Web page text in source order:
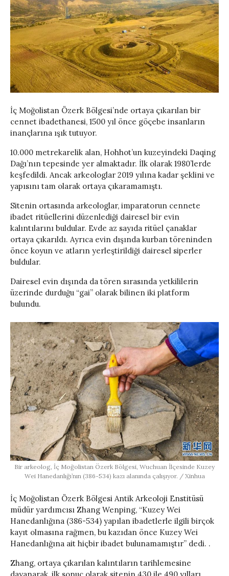
İç Moğolistan Özerk Bölgesi’nde ortaya çıkarılan bir
cennet ibadethanesi, 1500 yıl önce göçebe insanların
inançlarına ışık tutuyor.
10.000 metrekarelik alan, Hohhot’un kuzeyindeki Daqing
Dağı’nın tepesinde yer almaktadır. İlk olarak 1980’lerde
keşfedildi. Ancak arkeologlar 2019 yılına kadar şeklini ve
yapısını tam olarak ortaya çıkaramamıştı.
Sitenin ortasında arkeologlar, imparatorun cennete
ibadet ritüellerini düzenlediği dairesel bir evin
kalıntılarını buldular. Evde az sayıda ritüel çanaklar
ortaya çıkarıldı. Ayrıca evin dışında kurban töreninden
önce koyun ve atların yerleştirildiği dairesel siperler
buldular.
Dairesel evin dışında da tören sırasında yetkililerin
üzerinde durduğu “gai” olarak bilinen iki platform
bulundu.
Bir arkeolog, İç Moğolistan Özerk Bölgesi, Wuchuan İlçesinde Kuzey
Wei Hanedanlığı’nın (386-534) kazı alanında çalışıyor. / Xinhua
İç Moğolistan Özerk Bölgesi Antik Arkeoloji Enstitüsü
müdür yardımcısı Zhang Wenping, “Kuzey Wei
Hanedanlığına (386-534) yapılan ibadetlerle ilgili birçok
kayıt olmasına rağmen, bu kazıdan önce Kuzey Wei
Hanedanlığına ait hiçbir ibadet bulunamamıştır” dedi. .
Zhang, ortaya çıkarılan kalıntıların tarihlemesine